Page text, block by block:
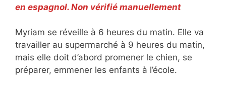
en espagnol. Non vérifié manuellement
Myriam se réveille à 6 heures du matin. Elle va
travailler au supermarché à 9 heures du matin,
mais elle doit d’abord promener le chien, se
préparer, emmener les enfants à l’école.